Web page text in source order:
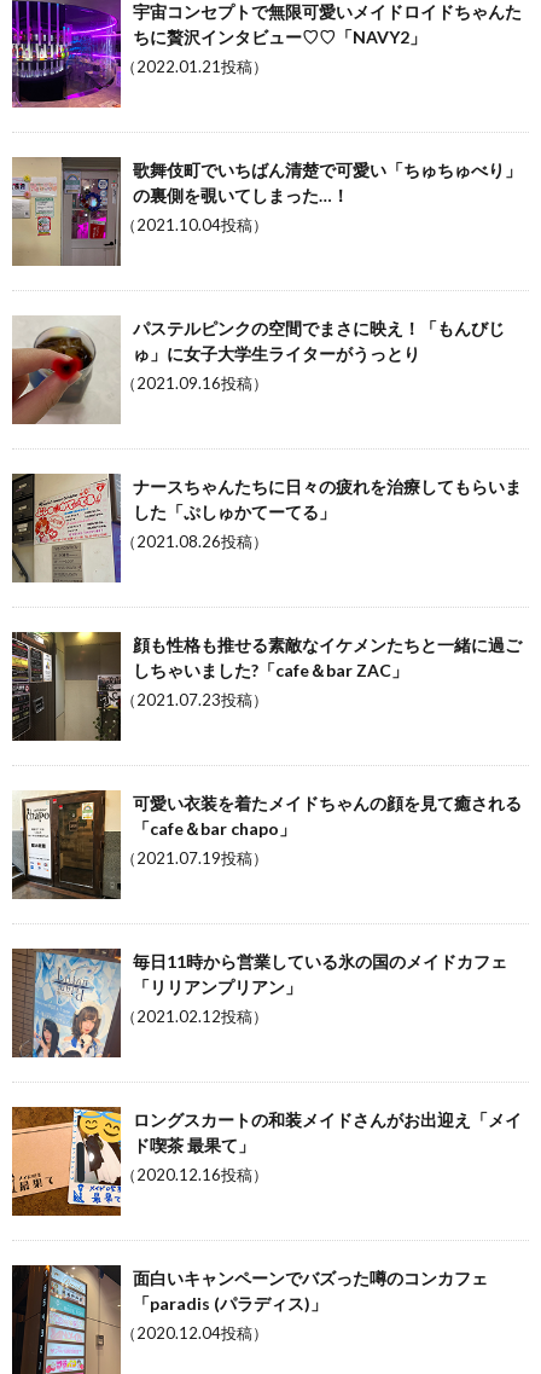
宇宙コンセプトで無限可愛いメイドロイドちゃんた
ちに贅沢インタビュー♡♡「NAVY2」
（2022.01.21投稿）
歌舞伎町でいちばん清楚で可愛い「ちゅちゅべり」
の裏側を覗いてしまった…！
（2021.10.04投稿）
パステルピンクの空間でまさに映え！「もんびじ
ゅ」に女子大学生ライターがうっとり
（2021.09.16投稿）
ナースちゃんたちに日々の疲れを治療してもらいま
した「ぷしゅかてーてる」
（2021.08.26投稿）
顔も性格も推せる素敵なイケメンたちと一緒に過ご
しちゃいました?「cafe＆bar ZAC」
（2021.07.23投稿）
可愛い衣装を着たメイドちゃんの顔を見て癒される
「cafe＆bar chapo」
（2021.07.19投稿）
毎日11時から営業している氷の国のメイドカフェ
「リリアンプリアン」
（2021.02.12投稿）
ロングスカートの和装メイドさんがお出迎え「メイ
ド喫茶 最果て」
（2020.12.16投稿）
面白いキャンペーンでバズった噂のコンカフェ
「paradis (パラディス)」
（2020.12.04投稿）